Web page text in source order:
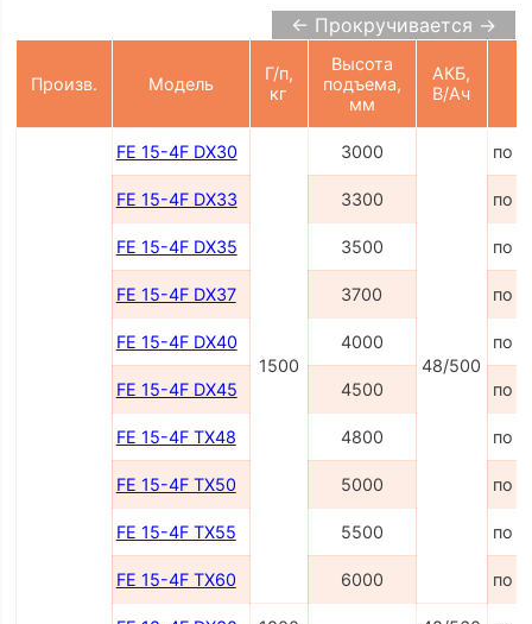
← Прокручивается →
Произв. Модель
Г/п,
кг
Высота
подъема,
мм
АКБ,
В/Ач
FE 15-4F DX30
1500
3000
48/500
по
FE 15-4F DX33 3300 по
FE 15-4F DX35 3500 по
FE 15-4F DX37 3700 по
FE 15-4F DX40 4000 по
FE 15-4F DX45 4500 по
FE 15-4F TX48 4800 по
FE 15-4F TX50 5000 по
FE 15-4F TX55 5500 по
FE 15-4F TX60 6000 по